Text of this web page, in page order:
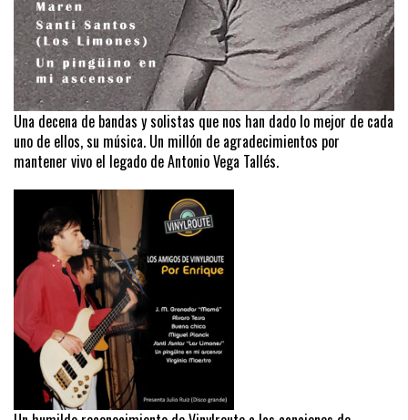
Una decena de bandas y solistas que nos han dado lo mejor de cada
uno de ellos, su música. Un millón de agradecimientos por
mantener vivo el legado de Antonio Vega Tallés.